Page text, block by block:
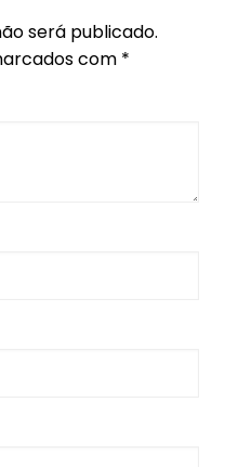
será publicado.
com *